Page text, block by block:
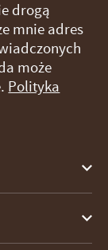
drogą
mnie adres
może
Polityka